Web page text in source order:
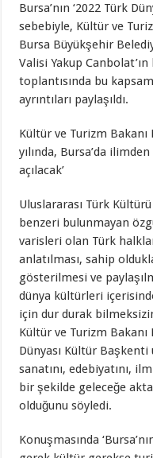
Bursa’nın ‘2022 Türk
sebebiyle, Kültür ve
Bursa Büyükşehir
Valisi Yakup
toplantısında bu
ayrıntıları paylaşıldı.
Kültür ve Turizm
yılında, Bursa’da
açılacak’
Uluslararası Türk Kültürü
benzeri bulunmayan
varisleri olan Türk
anlatılması, sahip
gösterilmesi ve
dünya kültürleri
için dur durak
Kültür ve Turizm
Dünyası Kültür Başkenti
sanatını, edebiyatını,
bir şekilde geleceğe
olduğunu söyledi.
Konuşmasında